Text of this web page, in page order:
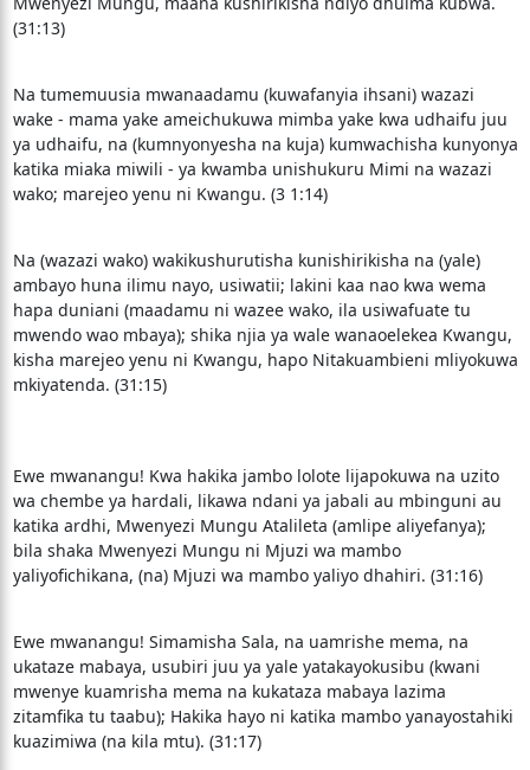
(31:13)
Na tumemuusia mwanaadamu (kuwafanyia ihsani) wazazi
wake - mama yake ameichukuwa mimba yake kwa udhaifu juu
ya udhaifu, na (kumnyonyesha na kuja) kumwachisha kunyonya
katika miaka miwili - ya kwamba unishukuru Mimi na wazazi
wako; marejeo yenu ni Kwangu. (3 1:14)
Na (wazazi wako) wakikushurutisha kunishirikisha na (yale)
ambayo huna ilimu nayo, usiwatii; lakini kaa nao kwa wema
hapa duniani (maadamu ni wazee wako, ila usiwafuate tu
mwendo wao mbaya); shika njia ya wale wanaoelekea Kwangu,
kisha marejeo yenu ni Kwangu, hapo Nitakuambieni mliyokuwa
mkiyatenda. (31:15)
Ewe mwanangu! Kwa hakika jambo lolote lijapokuwa na uzito
wa chembe ya hardali, likawa ndani ya jabali au mbinguni au
katika ardhi, Mwenyezi Mungu Atalileta (amlipe aliyefanya);
bila shaka Mwenyezi Mungu ni Mjuzi wa mambo
yaliyofichikana, (na) Mjuzi wa mambo yaliyo dhahiri. (31:16)
Ewe mwanangu! Simamisha Sala, na uamrishe mema, na
ukataze mabaya, usubiri juu ya yale yatakayokusibu (kwani
mwenye kuamrisha mema na kukataza mabaya lazima
zitamfika tu taabu); Hakika hayo ni katika mambo yanayostahiki
kuazimiwa (na kila mtu). (31:17)